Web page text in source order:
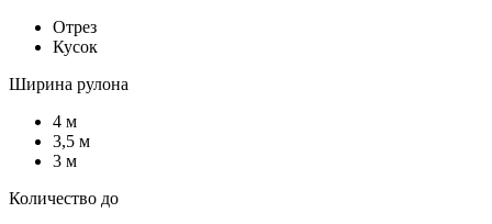
Отрез
Кусок
Ширина рулона
4 м
3,5 м
3 м
Количество до